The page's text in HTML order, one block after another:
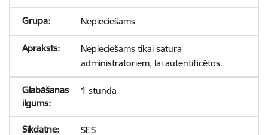
Nepieciešams
Nepieciešams tikai satura
administratoriem, lai autentificētos.
1 stunda
SES